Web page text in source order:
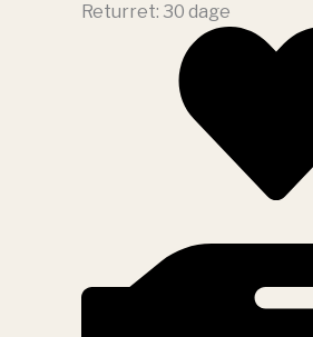
Returret: 30 dage